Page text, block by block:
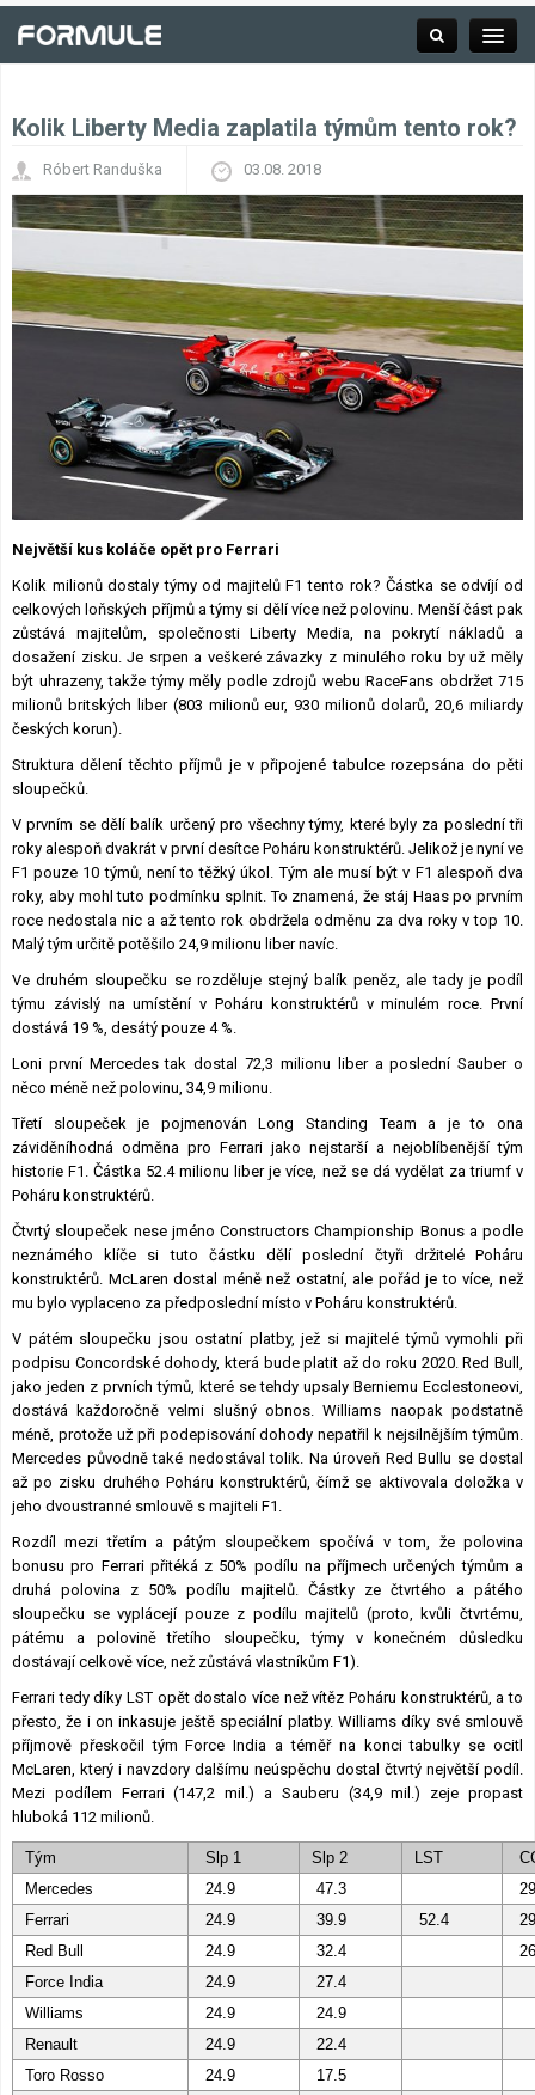
Závodní série
Kalendář F1
Výsledky F1
Kolik Liberty Media zaplatila týmům tento rok?
Róbert Randuška 03.08. 2018
Největší kus koláče opět pro Ferrari
Kolik milionů dostaly týmy od majitelů F1 tento rok? Částka se odvíjí od
celkových loňských příjmů a týmy si dělí více než polovinu. Menší část pak
zůstává majitelům, společnosti Liberty Media, na pokrytí nákladů a
dosažení zisku. Je srpen a veškeré závazky z minulého roku by už měly
být uhrazeny, takže týmy měly podle zdrojů webu RaceFans obdržet 715
milionů britských liber (803 milionů eur, 930 milionů dolarů, 20,6 miliardy
českých korun).
Struktura dělení těchto příjmů je v připojené tabulce rozepsána do pěti
sloupečků.
V prvním se dělí balík určený pro všechny týmy, které byly za poslední tři
roky alespoň dvakrát v první desítce Poháru konstruktérů. Jelikož je nyní ve
F1 pouze 10 týmů, není to těžký úkol. Tým ale musí být v F1 alespoň dva
roky, aby mohl tuto podmínku splnit. To znamená, že stáj Haas po prvním
roce nedostala nic a až tento rok obdržela odměnu za dva roky v top 10.
Malý tým určitě potěšilo 24,9 milionu liber navíc.
Ve druhém sloupečku se rozděluje stejný balík peněz, ale tady je podíl
týmu závislý na umístění v Poháru konstruktérů v minulém roce. První
dostává 19 %, desátý pouze 4 %.
Loni první Mercedes tak dostal 72,3 milionu liber a poslední Sauber o
něco méně než polovinu, 34,9 milionu.
Třetí sloupeček je pojmenován Long Standing Team a je to ona
záviděníhodná odměna pro Ferrari jako nejstarší a nejoblíbenější tým
historie F1. Částka 52.4 milionu liber je více, než se dá vydělat za triumf v
Poháru konstruktérů.
Čtvrtý sloupeček nese jméno Constructors Championship Bonus a podle
neznámého klíče si tuto částku dělí poslední čtyři držitelé Poháru
konstruktérů. McLaren dostal méně než ostatní, ale pořád je to více, než
mu bylo vyplaceno za předposlední místo v Poháru konstruktérů.
V pátém sloupečku jsou ostatní platby, jež si majitelé týmů vymohli při
podpisu Concordské dohody, která bude platit až do roku 2020. Red Bull,
jako jeden z prvních týmů, které se tehdy upsaly Berniemu Ecclestoneovi,
dostává každoročně velmi slušný obnos. Williams naopak podstatně
méně, protože už při podepisování dohody nepatřil k nejsilnějším týmům.
Mercedes původně také nedostával tolik. Na úroveň Red Bullu se dostal
až po zisku druhého Poháru konstruktérů, čímž se aktivovala doložka v
jeho dvoustranné smlouvě s majiteli F1.
Rozdíl mezi třetím a pátým sloupečkem spočívá v tom, že polovina
bonusu pro Ferrari přitéká z 50% podílu na příjmech určených týmům a
druhá polovina z 50% podílu majitelů. Částky ze čtvrtého a pátého
sloupečku se vyplácejí pouze z podílu majitelů (proto, kvůli čtvrtému,
pátému a polovině třetího sloupečku, týmy v konečném důsledku
dostávají celkově více, než zůstává vlastníkům F1).
Ferrari tedy díky LST opět dostalo více než vítěz Poháru konstruktérů, a to
přesto, že i on inkasuje ještě speciální platby. Williams díky své smlouvě
příjmově přeskočil tým Force India a téměř na konci tabulky se ocitl
McLaren, který i navzdory dalšímu neúspěchu dostal čtvrtý největší podíl.
Mezi podílem Ferrari (147,2 mil.) a Sauberu (34,9 mil.) zeje propast
hluboká 112 milionů.
Tým Slp 1 Slp 2 LST
Mercedes
24.9 47.3
Ferrari
24.9 39.9 52.4
Red Bull
24.9 32.4
Force India
24.9
27.4
Williams
24.9
24.9
Renault
24.9
22.4
Toro Rosso
24.9
17.5